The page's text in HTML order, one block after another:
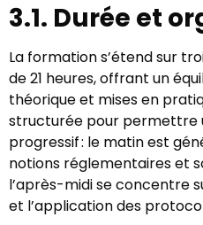
3.1. Durée et
La formation s’étend sur
de 21 heures, offrant un
théorique et mises en
structurée pour permettre
progressif : le matin est
notions réglementaires et
l’après-midi se concentre
et l’application des